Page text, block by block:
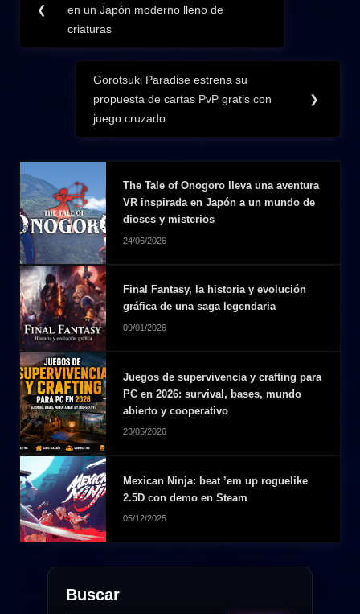
de
entradas
❮
Post:
en un Japón moderno lleno de
criaturas
Next
Post:
Gorotsuki Paradise estrena su
propuesta de cartas PvP gratis con
juego cruzado
❯
The Tale of Onogoro lleva una aventura
VR inspirada en Japón a un mundo de
dioses y misterios
24/06/2026
Final Fantasy, la historia y evolución
gráfica de una saga legendaria
09/01/2026
Juegos de supervivencia y crafting para
PC en 2026: survival, bases, mundo
abierto y cooperativo
23/05/2026
Mexican Ninja: beat ’em up roguelike
2.5D con demo en Steam
05/12/2025
Buscar